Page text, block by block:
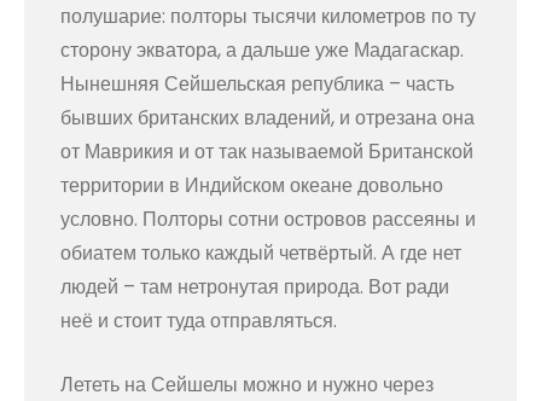
полушарие: полторы тысячи километров по ту
сторону экватора, а дальше уже Мадагаскар.
Нынешняя Сейшельская република – часть
бывших британских владений, и отрезана она
от Маврикия и от так называемой Британской
территории в Индийском океане довольно
условно. Полторы сотни островов рассеяны и
обиатем только каждый четвёртый. А где нет
людей – там нетронутая природа. Вот ради
неё и стоит туда отправляться.
Лететь на Сейшелы можно и нужно через